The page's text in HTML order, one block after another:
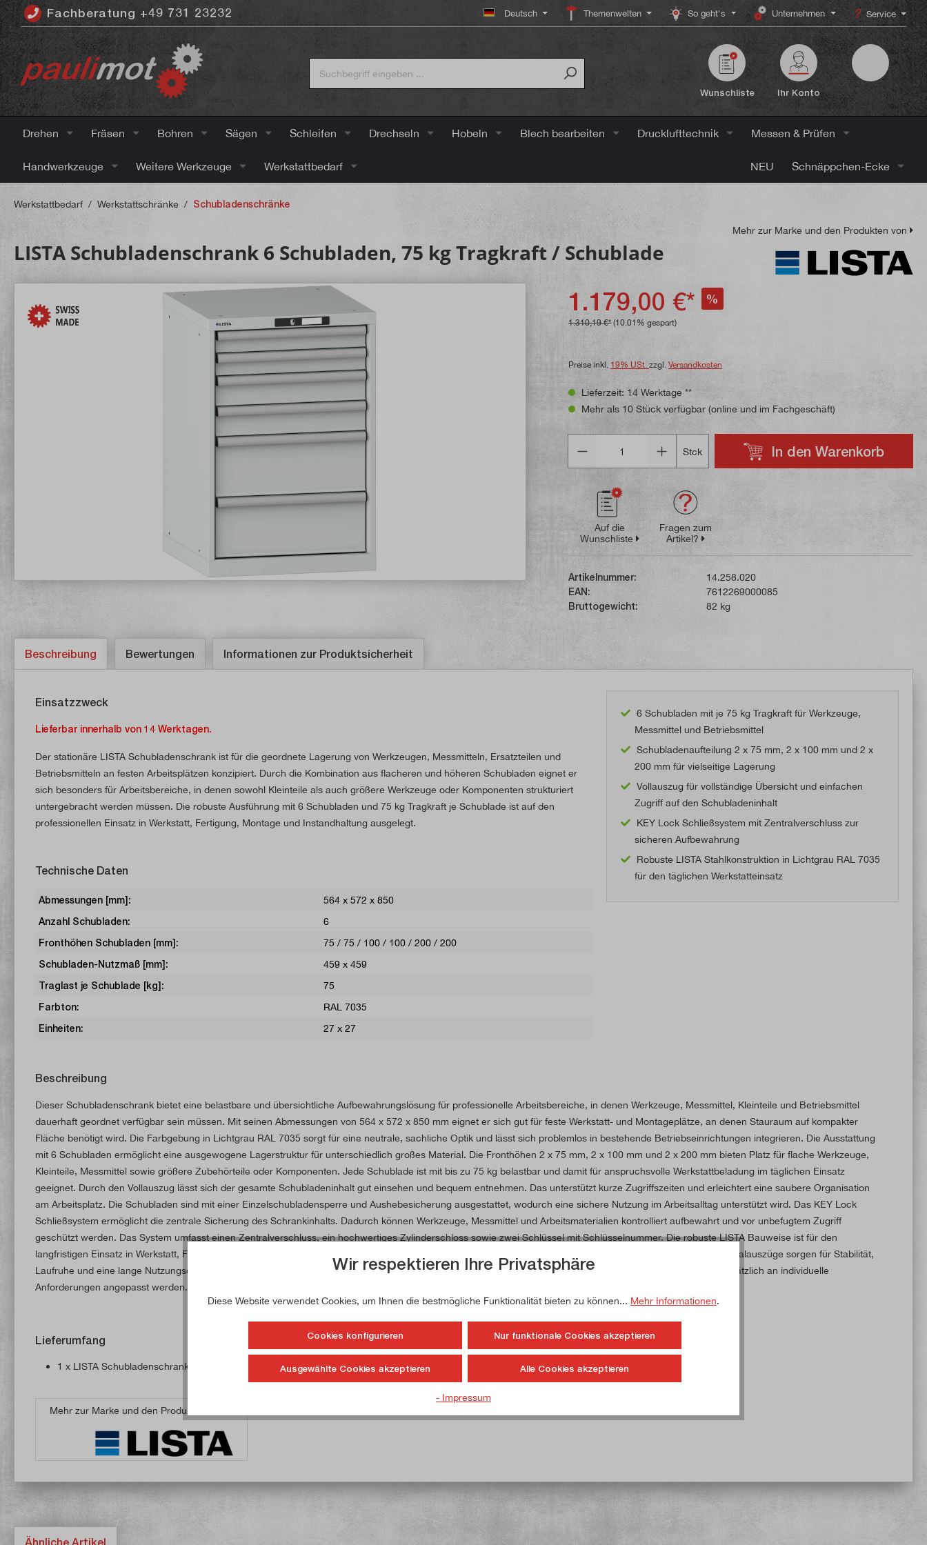
springen
Fachberatung +49 731 23232 Deutsch Themenwelten So geht's Unternehmen Service
Wunschliste Ihr Konto
Drehen Fräsen Bohren Sägen Schleifen Drechseln Hobeln Blech bearbeiten Drucklufttechnik Messen & Prüfen
Handwerkzeuge Weitere Werkzeuge Werkstattbedarf NEU Schnäppchen-Ecke
Werkstattbedarf / Werkstattschränke / Schubladenschränke
LISTA Schubladenschrank 6 Schubladen, 75 kg Tragkraft / Schublade
Mehr zur Marke und den Produkten von
1.179,00 €* %
1.310,19 €* (10.01% gespart)
Preise inkl. 19% USt. zzgl. Versandkosten
Lieferzeit: 14 Werktage **
Mehr als 10 Stück verfügbar (online und im Fachgeschäft)
Stck
In den Warenkorb
Auf die
Wunschliste
Fragen zum
Artikel?
Artikelnummer:
14.258.020
EAN:
7612269000085
Bruttogewicht:
82 kg
Beschreibung Bewertungen Informationen zur Produktsicherheit
Einsatzzweck
Lieferbar innerhalb von 14 Werktagen.
Der stationäre LISTA Schubladenschrank ist für die geordnete Lagerung von Werkzeugen, Messmitteln, Ersatzteilen und
Betriebsmitteln an festen Arbeitsplätzen konzipiert. Durch die Kombination aus flacheren und höheren Schubladen eignet er
sich besonders für Arbeitsbereiche, in denen sowohl Kleinteile als auch größere Werkzeuge oder Komponenten strukturiert
untergebracht werden müssen. Die robuste Ausführung mit 6 Schubladen und 75 kg Tragkraft je Schublade ist auf den
professionellen Einsatz in Werkstatt, Fertigung, Montage und Instandhaltung ausgelegt.
Technische Daten
Abmessungen [mm]:
564 x 572 x 850
Anzahl Schubladen:
6
Fronthöhen Schubladen [mm]:
75 / 75 / 100 / 100 / 200 / 200
Schubladen-Nutzmaß [mm]:
459 x 459
Traglast je Schublade [kg]:
75
Farbton:
RAL 7035
Einheiten:
27 x 27
6 Schubladen mit je 75 kg Tragkraft für Werkzeuge,
Messmittel und Betriebsmittel
Schubladenaufteilung 2 x 75 mm, 2 x 100 mm und 2 x
200 mm für vielseitige Lagerung
Vollauszug für vollständige Übersicht und einfachen
Zugriff auf den Schubladeninhalt
KEY Lock Schließsystem mit Zentralverschluss zur
sicheren Aufbewahrung
Robuste LISTA Stahlkonstruktion in Lichtgrau RAL 7035
für den täglichen Werkstatteinsatz
Beschreibung
Dieser Schubladenschrank bietet eine belastbare und übersichtliche Aufbewahrungslösung für professionelle Arbeitsbereiche, in denen Werkzeuge, Messmittel, Kleinteile und Betriebsmittel
dauerhaft geordnet verfügbar sein müssen. Mit seinen Abmessungen von 564 x 572 x 850 mm eignet er sich gut für feste Werkstatt- und Montageplätze, an denen Stauraum auf kompakter
Fläche benötigt wird. Die Farbgebung in Lichtgrau RAL 7035 sorgt für eine neutrale, sachliche Optik und lässt sich problemlos in bestehende Betriebseinrichtungen integrieren. Die Ausstattung
mit 6 Schubladen ermöglicht eine ausgewogene Lagerstruktur für unterschiedlich großes Material. Die Fronthöhen 2 x 75 mm, 2 x 100 mm und 2 x 200 mm bieten Platz für flache Werkzeuge,
Kleinteile, Messmittel sowie größere Zubehörteile oder Komponenten. Jede Schublade ist mit bis zu 75 kg belastbar und damit für anspruchsvolle Werkstattbeladung im täglichen Einsatz
geeignet. Durch den Vollauszug lässt sich der gesamte Schubladeninhalt gut einsehen und bequem entnehmen. Das unterstützt kurze Zugriffszeiten und erleichtert eine saubere Organisation
am Arbeitsplatz. Die Schubladen sind mit einer Einzelschubladensperre und Aushebesicherung ausgestattet, wodurch eine sichere Nutzung im Arbeitsalltag unterstützt wird. Das KEY Lock
Schließsystem ermöglicht die zentrale Sicherung des Schrankinhalts. Dadurch können Werkzeuge, Messmittel und Arbeitsmaterialien kontrolliert aufbewahrt und vor unbefugtem Zugriff
geschützt werden. Das System umfasst einen Zentralverschluss, ein hochwertiges Zylinderschloss sowie zwei Schlüssel mit Schlüsselnummer. Die robuste LISTA Bauweise ist für den
langfristigen Einsatz in Werkstatt, Fertigung und Instandhaltung ausgelegt. Hochwertiges Stahlblech, widerstandsfähige Oberflächen und leichtgängige Differenzialauszüge sorgen für Stabilität,
Laufruhe und eine lange Nutzungsdauer auch bei regelmäßiger Bedienung und hoher Belastung. Durch passendes Einteilungsmaterial kann der Innenraum zusätzlich an individuelle
Anforderungen angepasst werden.
Lieferumfang
1 x LISTA Schubladenschrank 6 Schubladen, 75 kg Tragkraft / Schublade
Mehr zur Marke und den Produkten von
Ähnliche Artikel
Wir respektieren Ihre Privatsphäre
Diese Website verwendet Cookies, um Ihnen die bestmögliche Funktionalität bieten zu können... Mehr Informationen.
Cookies konfigurieren Nur funktionale Cookies akzeptieren
Ausgewählte Cookies akzeptieren Alle Cookies akzeptieren
- Impressum